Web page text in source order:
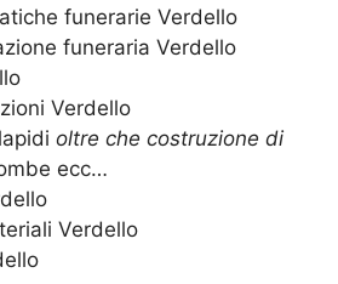
funerarie Verdello
funeraria Verdello
Verdello
oltre che costruzione di
ecc…
Verdello